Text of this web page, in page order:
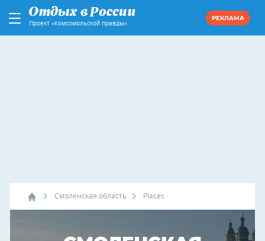
Проект «Комсомольской правды»
РЕКЛАМА
Смоленская область Places